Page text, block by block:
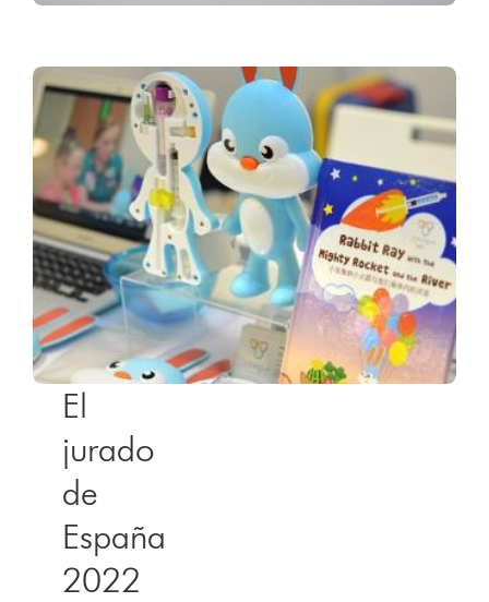
El
jurado
de
España
2022